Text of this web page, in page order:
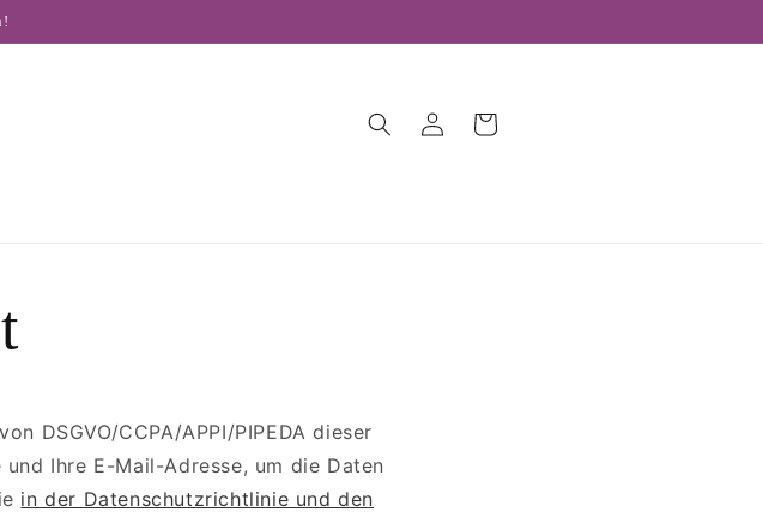
EinloggenWarenkorb
DSGVO/CCPA/APPI/PIPEDA dieser
Ihre E-Mail-Adresse, um die Daten
in der Datenschutzrichtlinie und den